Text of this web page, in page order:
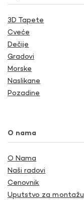
3D Tapete
Cveće
Dečije
Gradovi
Morske
Naslikane
Pozadine
O nama
O Nama
Naši radovi
Cenovnik
Uputstvo za montažu